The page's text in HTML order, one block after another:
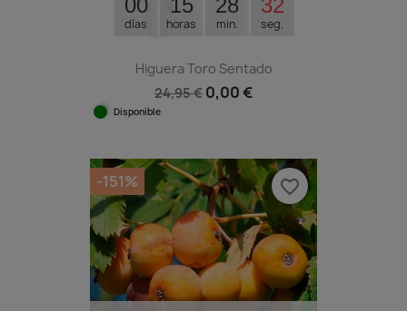
días horas min. seg.
Higuera Toro Sentado
24,95 € 0,00 €
Disponible
-151% favorite_border